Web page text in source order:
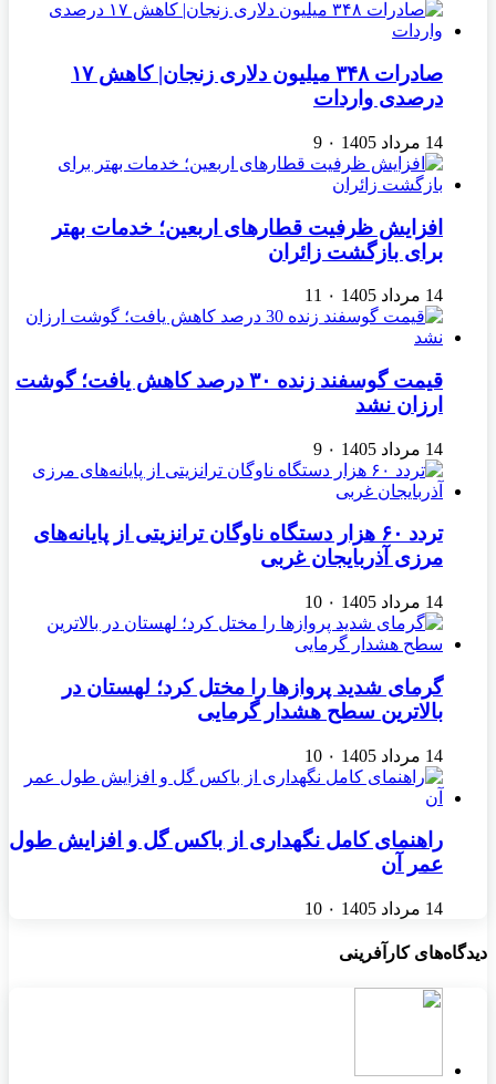
صادرات ۳۴۸ میلیون دلاری زنجان| ‌کاهش ۱۷
درصدی واردات
14 مرداد 1405 ۰ 9
افزایش ظرفیت قطارهای اربعین؛ خدمات بهتر
برای بازگشت زائران
14 مرداد 1405 ۰ 11
قیمت گوسفند زنده ۳۰ درصد کاهش یافت؛ گوشت
ارزان نشد
14 مرداد 1405 ۰ 9
تردد ۶۰ هزار دستگاه ناوگان ترانزیتی از پایانه‌های
مرزی آذربایجان ‌غربی
14 مرداد 1405 ۰ 10
گرمای شدید پروازها را مختل کرد؛ لهستان در
بالاترین سطح هشدار گرمایی
14 مرداد 1405 ۰ 10
راهنمای کامل نگهداری از باکس گل و افزایش طول
عمر آن
14 مرداد 1405 ۰ 10
دیدگاه‌های کارآفرینی